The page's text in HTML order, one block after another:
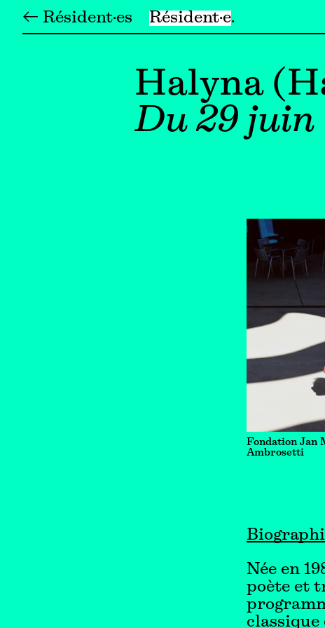
← Résident·es Résident·e
Halyna
Du 29 juin
Fondation Jan
Ambrosetti
Née en
poète et